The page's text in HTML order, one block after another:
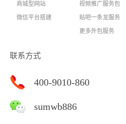
商城型网站
微信平台搭建
视频推广服务包
贴吧一条龙服务
更多外包服务
联系方式
400-9010-860
sumwb886